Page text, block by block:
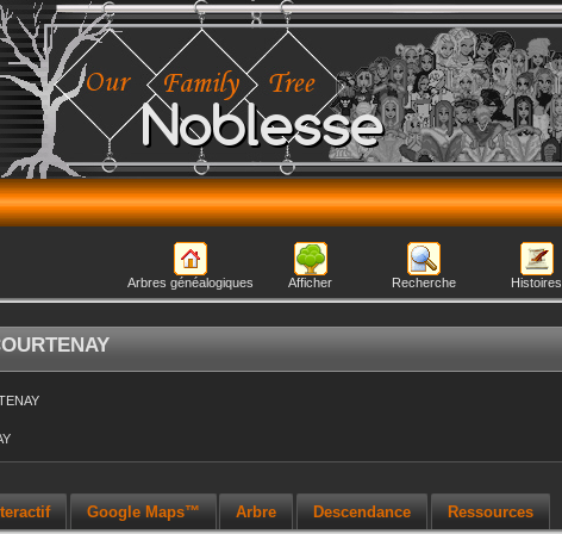
Noblesse
Arbres généalogiques Afficher Recherche Histoires
Google Maps™ Arbre Descendance Ressources